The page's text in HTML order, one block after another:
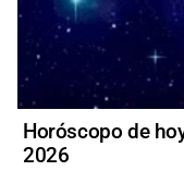
Horóscopo de
2026